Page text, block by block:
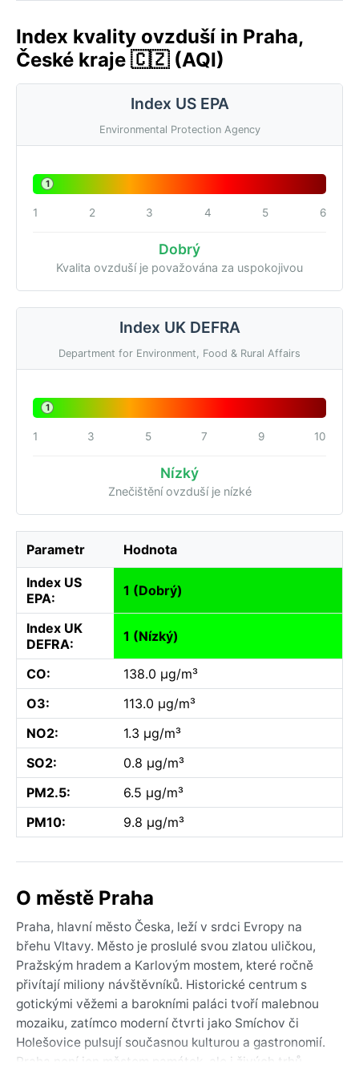
Index kvality ovzduší in Praha,
České kraje 🇨🇿 (AQI)
Index US EPA
Environmental Protection Agency
1
1 2 3 4 5 6
Dobrý
Kvalita ovzduší je považována za uspokojivou
Index UK DEFRA
Department for Environment, Food & Rural Affairs
1
1 3 5 7 9 10
Nízký
Znečištění ovzduší je nízké
Parametr Hodnota
Index US
EPA:
1 (Dobrý)
Index UK
DEFRA:
1 (Nízký)
CO:
138.0 µg/m³
O3:
113.0 µg/m³
NO2:
1.3 µg/m³
SO2:
0.8 µg/m³
PM2.5:
6.5 µg/m³
PM10:
9.8 µg/m³
O městě Praha
Praha, hlavní město Česka, leží v srdci Evropy na
břehu Vltavy. Město je proslulé svou zlatou uličkou,
Pražským hradem a Karlovým mostem, které ročně
přivítají miliony návštěvníků. Historické centrum s
gotickými věžemi a barokními paláci tvoří malebnou
mozaiku, zatímco moderní čtvrti jako Smíchov či
Holešovice pulsují současnou kulturou a gastronomií.
Praha není jen městem památek, ale i živých trhů,